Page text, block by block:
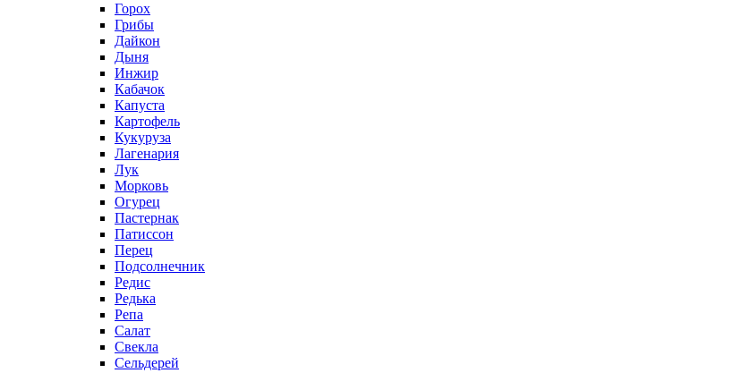
Горох
Грибы
Дайкон
Дыня
Инжир
Кабачок
Капуста
Картофель
Кукуруза
Лагенария
Лук
Морковь
Огурец
Пастернак
Патиссон
Перец
Подсолнечник
Редис
Редька
Репа
Салат
Свекла
Сельдерей